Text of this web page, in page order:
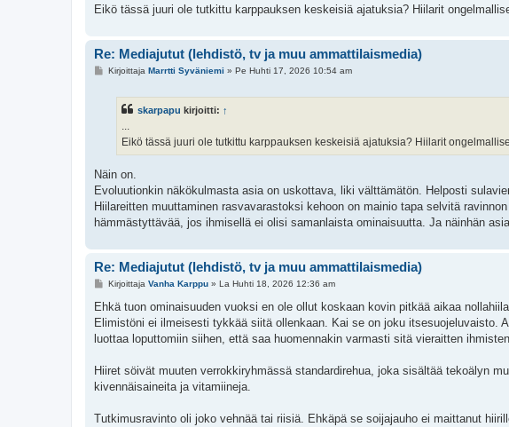
Eikö tässä juuri ole tutkittu karppauksen keskeisiä ajatuksia? Hiilarit
Re: Mediajutut (lehdistö, tv ja muu ammattilaismedia)
VKirjoittaja Marrtti Syväniemi » Pe Huhti 17, 2026 10:54 am
skarpapu kirjoitti: ↑
...
Eikö tässä juuri ole tutkittu karppauksen keskeisiä ajatuksia? Hiilarit
Näin on.
Evoluutionkin näkökulmasta asia on uskottava, liki välttämätön. Helposti
Hiilareitten muuttaminen rasvavarastoksi kehoon on mainio tapa selvitä
hämmästyttävää, jos ihmisellä ei olisi samanlaista ominaisuutta. Ja näinhän asia
Re: Mediajutut (lehdistö, tv ja muu ammattilaismedia)
V
e
t
i
Kirjoittaja Vanha Karppu» La Huhti 18, 2026 12:36 am
Ehkä tuon ominaisuuden vuoksi en ole ollut koskaan kovin pitkää aikaa
Elimistöni ei ilmeisesti tykkää siitä ollenkaan. Kai se on joku
luottaa loputtomiin siihen, että saa huomennakin varmasti sitä vieraitten
Hiiret söivät muuten verrokkiryhmässä standardirehua, joka sisältää tekoälyn
kivennäisaineita ja vitamiineja.
Tutkimusravinto oli joko vehnää tai riisiä. Ehkäpä se soijajauho ei maittanut